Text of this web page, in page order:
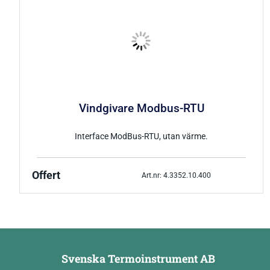
Vindgivare Modbus-RTU
Interface ModBus-RTU, utan värme.
Offert Art.nr: 4.3352.10.400
Svenska Termoinstrument AB